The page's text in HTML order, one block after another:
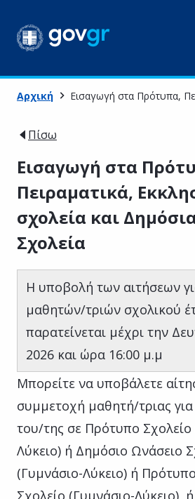
Αρχική Εισαγωγή στα Πρότυπα,
Πίσω
Εισαγωγή στα
Πειραματικά,
σχολεία και
Σχολεία
Η υποβολή των αιτήσεων
μαθητών/τριών σχολικού
παρατείνεται μέχρι την
2026 και ώρα 16:00 μ.μ
Μπορείτε να υποβάλετε
συμμετοχή μαθητή/τριας
του/της σε Πρότυπο Σχολείο
Λύκειο) ή Δημόσιο Ωνάσειο
(Γυμνάσιο-Λύκειο) ή
Σχολείο (Γυμνάσιο-Λύκειο)